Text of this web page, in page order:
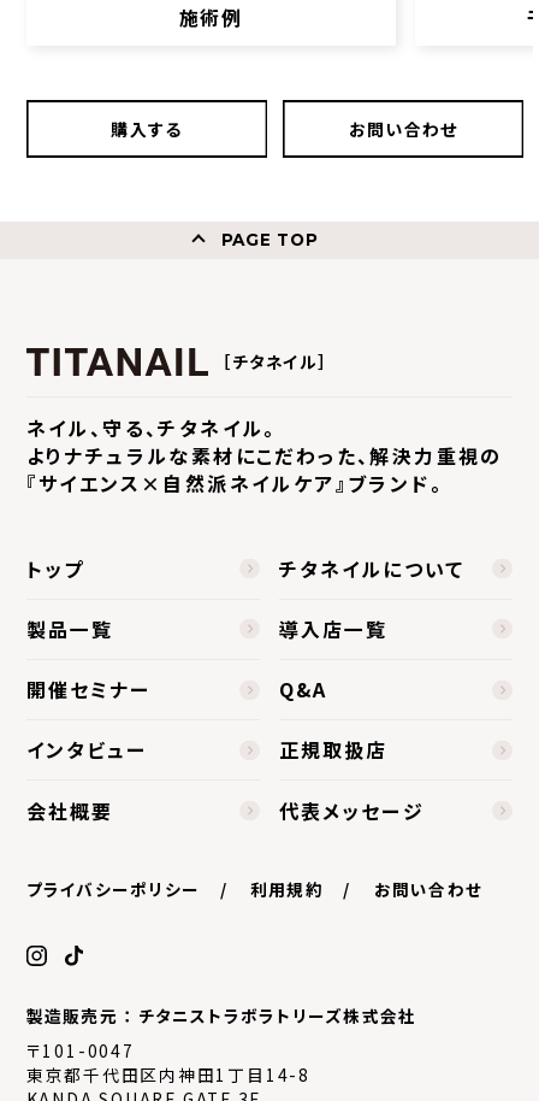
施術例
購入する お問い合わせ
PAGE TOP
［チタネイル］
ネイル、守る、チタネイル。
よりナチュラルな素材にこだわった、解決力重視の
『サイエンス×自然派ネイルケア』ブランド。
トップ チタネイルについて
製品一覧 導入店一覧
開催セミナー Q&A
インタビュー 正規取扱店
会社概要 代表メッセージ
プライバシーポリシー 利用規約 お問い合わせ
製造販売元 ： チタニストラボラトリーズ株式会社
〒101-0047
東京都千代田区内神田1丁目14-8